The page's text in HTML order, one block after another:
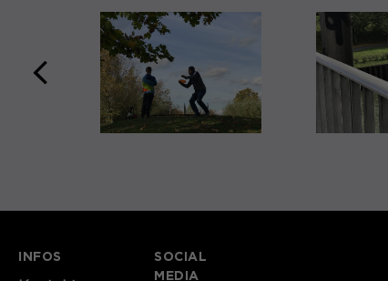
zurück
INFOS
SOCIAL
MEDIA